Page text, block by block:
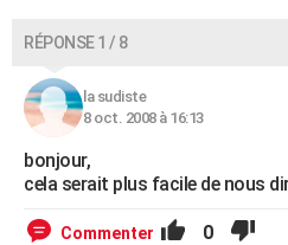
CARTE DE VOEUX
Carte de Noël
Carte Bonne année
Carte Saint-Valentin
Carte Pâques
Carte d'anniversaire
DICTIONNAIRE
Dictionnaire
Biographies
Citations
Expressions
Proverbes
PROGRAMME TV
COPAINS D'AVANT
S'inscrire
Se connecter
Lycées
Collèges
Primaires
Universités
Entreprises
Service militaire
Avis de recherche
AVIS DE DÉCÈS
RÉPONSE 1 / 8
la sudiste
8 oct. 2008 à 16:13
bonjour,
cela serait plus facile de nous
Commenter 0